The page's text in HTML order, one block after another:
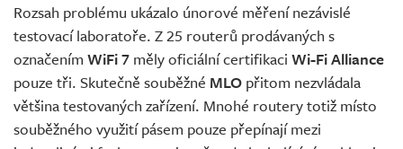
Rozsah problému ukázalo únorové měření nezávislé
testovací laboratoře. Z 25 routerů prodávaných s
označením WiFi 7 měly oficiální certifikaci Wi-Fi Alliance
pouze tři. Skutečně souběžné MLO přitom nezvládala
většina testovaných zařízení. Mnohé routery totiž místo
souběžného využití pásem pouze přepínají mezi